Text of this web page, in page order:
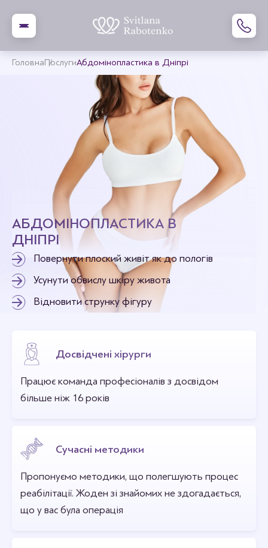
ГоловнаПослугиАбдомінопластика в Дніпрі
АБДОМІНОПЛАСТИКА В
ДНІПРІ
Повернути плоский живіт як до пологів
Усунути обвислу шкіру живота
Відновити струнку фігуру
Досвідчені хірурги
Працює команда професіоналів з досвідом
більше ніж 16 років
Сучасні методики
Пропонуємо методики, що полегшують процес
реабілітації. Жоден зі знайомих не здогадається,
що у вас була операція